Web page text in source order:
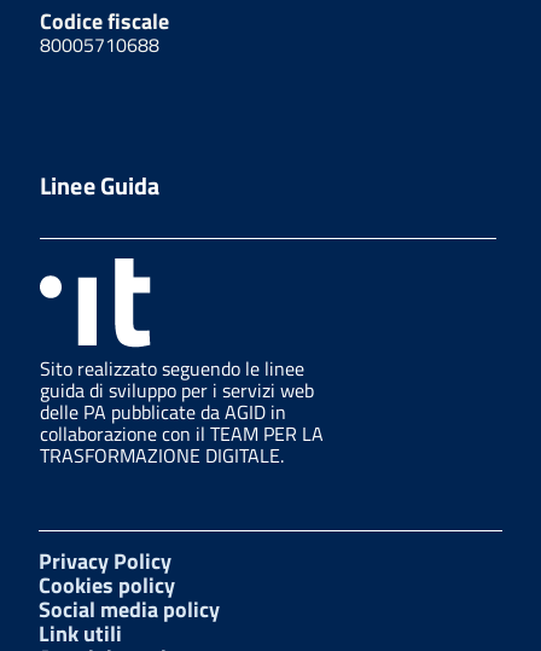
Codice fiscale
80005710688
Linee Guida
Sito realizzato seguendo le linee
guida di sviluppo per i servizi web
delle PA pubblicate da AGID in
collaborazione con il TEAM PER LA
TRASFORMAZIONE DIGITALE.
Privacy Policy
Cookies policy
Social media policy
Link utili